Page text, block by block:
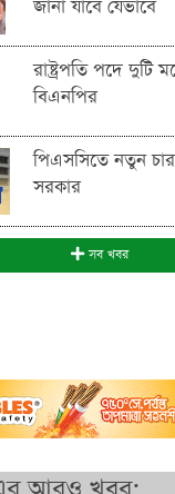
জানা যাবে যেভাবে
রাষ্ট্রপতি পদে দুটি
বিএনপির
পিএসসিতে নতুন
সরকার
সব খবর